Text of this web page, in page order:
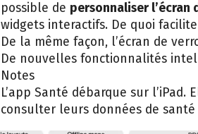
possible de personnaliser l’écran
widgets interactifs. De quoi
De la même façon, l’écran de
De nouvelles fonctionnalités
Notes
L’app Santé débarque sur
consulter leurs données de